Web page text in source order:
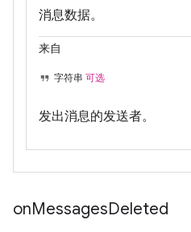
消息数据。
来自
字符串 可选
发出消息的发送者。
onMessagesDeleted